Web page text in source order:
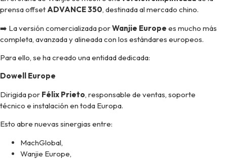
prensa offsetADVANCE 350, destinada al mercado chino.
➡️ La versión comercializada porWanjie Europe es mucho más
completa, avanzada y alineada con los estándares europeos.
Para ello, se ha creado una entidad dedicada:
Dowell Europe
Dirigida por Félix Prieto, responsable de ventas, soporte
técnico e instalación en toda Europa.
Esto abre nuevas sinergias entre:
MachGlobal,
Wanjie Europe,